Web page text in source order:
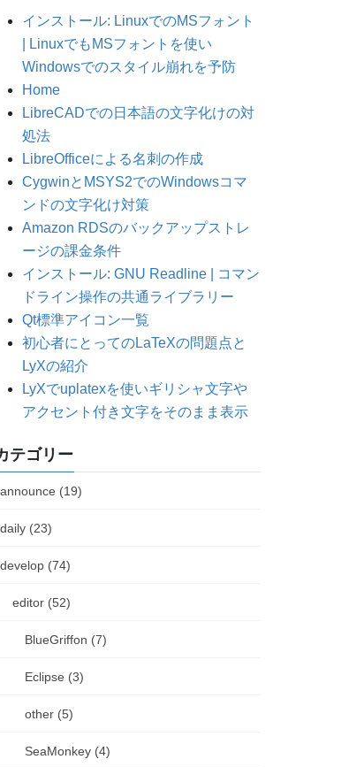
インストール: LinuxでのMSフォント
| LinuxでもMSフォントを使い
Windowsでのスタイル崩れを予防
Home
LibreCADでの日本語の文字化けの対
処法
LibreOfficeによる名刺の作成
CygwinとMSYS2でのWindowsコマ
ンドの文字化け対策
Amazon RDSのバックアップストレ
ージの課金条件
インストール: GNU Readline | コマン
ドライン操作の共通ライブラリー
Qt標準アイコン一覧
初心者にとってのLaTeXの問題点と
LyXの紹介
LyXでuplatexを使いギリシャ文字や
アクセント付き文字をそのまま表示
テゴリー
announce (19)
daily (23)
develop (74)
editor (52)
BlueGriffon (7)
Eclipse (3)
other (5)
SeaMonkey (4)